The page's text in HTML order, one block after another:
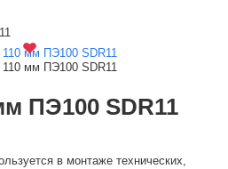
ПЭ100 SDR11
в монтаже технических,